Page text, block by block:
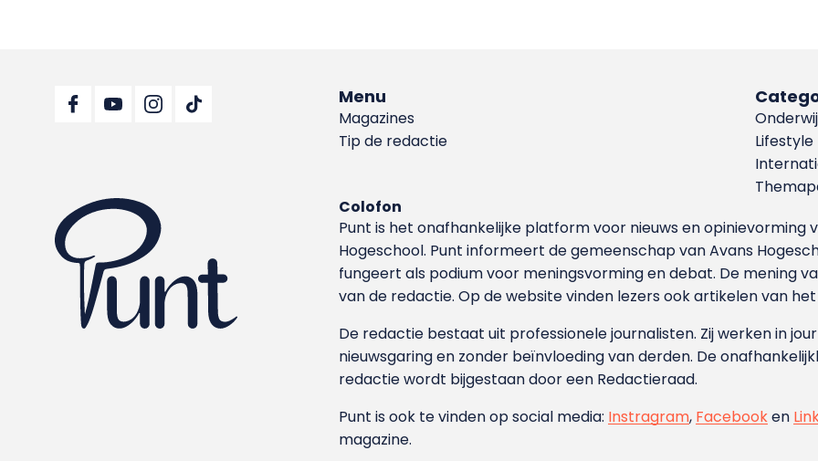
Menu
Magazines
Tip de redactie
Lifestyle
Colofon
Punt is het onafhankelijke platform voor nieuws en
Hoge­school. Punt informeert de gemeenschap van Avans
fungeert als podium voor meningsvorming en debat. De mening
van de redactie. Op de website vinden lezers ook artikelen van
De redactie bestaat uit professionele journalisten. Zij werken in
nieuwsgaring en zonder beïnvloeding van derden. De
redactie wordt bijgestaan door een Redactieraad.
Punt is ook te vinden op social media: Instragram, Facebooken
magazine.